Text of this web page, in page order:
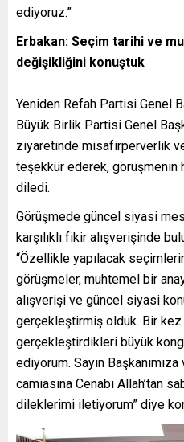
ediyoruz.”
Erbakan: Seçim tarihi ve
değişikliğini konuştuk
Yeniden Refah Partisi Genel
Büyük Birlik Partisi Genel
ziyaretinde misafirperverlik
teşekkür ederek, görüşmenin
diledi.
Görüşmede güncel siyasi
karşılıklı fikir alışverişinde
“Özellikle yapılacak
görüşmeler, muhtemel bir
alışverişi ve güncel siyasi
gerçekleştirmiş olduk. Bir kez
gerçekleştirdikleri büyük
ediyorum. Sayın
camiasına Cenabı Allah’tan
dileklerimi iletiyorum” diye